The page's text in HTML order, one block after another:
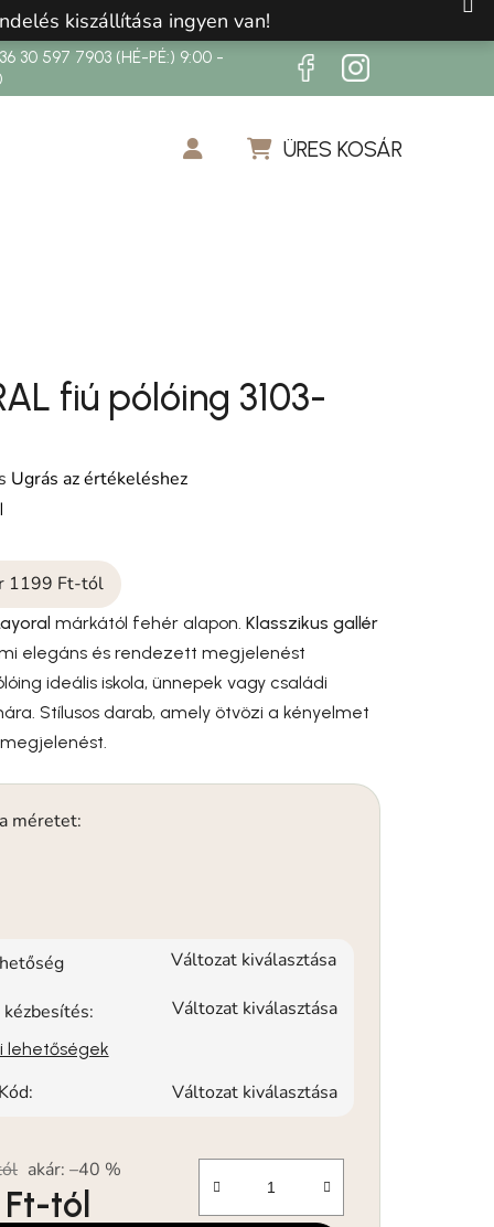
kiszállítása ingyen van!
30 597 7903 (HÉ-PÉ:) 9:00 -
ÜRES KOSÁR
fiú pólóing 3103-
értékelése 5-ből 0,0 csillag.
Ugrás az értékeléshez
1199 Ft-tól
márkától fehér alapon.Klasszikus gallér
elegáns és rendezett megjelenést
ideális iskola, ünnepek vagy családi
Stílusos darab, amely ötvözi a kényelmet
méretet:
Változat kiválasztása
Változat kiválasztása
lehetőségek
Kód: Változat kiválasztása
akár: –40 %
-tól